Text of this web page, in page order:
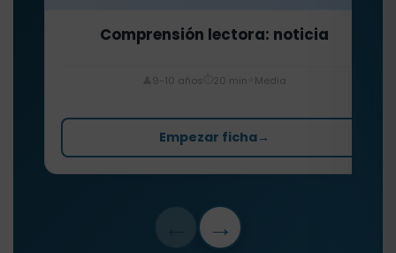
Comprensión lectora: noticia
9-10 años 20 min Media
Empezar ficha→
→